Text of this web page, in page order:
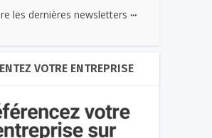
les dernières newsletters ...
VOTRE ENTREPRISE